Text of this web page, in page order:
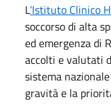
L’Istituto Clinico
soccorso di alta
ed emergenza di
accolti e valutati
sistema
gravità e la